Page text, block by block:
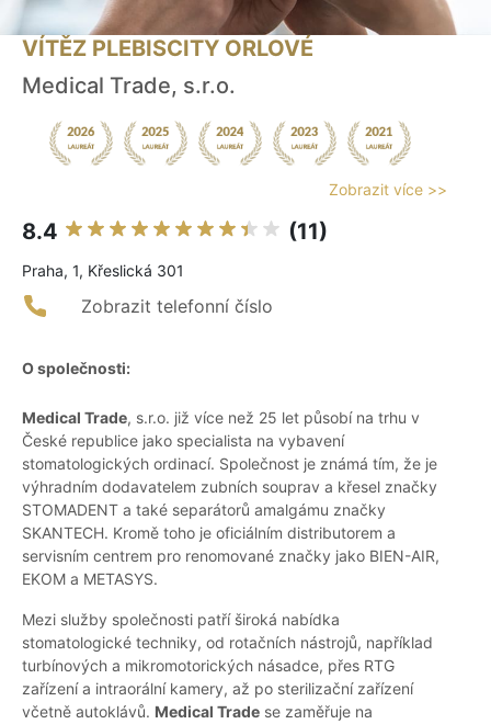
VÍTĚZ PLEBISCITY ORLOVÉ
Medical Trade, s.r.o.
Zobrazit více >>
8.4 (11)
Praha, 1, Křeslická 301
Zobrazit telefonní číslo
O společnosti:
Medical Trade, s.r.o. již více než 25 let působí na trhu v
České republice jako specialista na vybavení
stomatologických ordinací. Společnost je známá tím, že je
výhradním dodavatelem zubních souprav a křesel značky
STOMADENT a také separátorů amalgámu značky
SKANTECH. Kromě toho je oficiálním distributorem a
servisním centrem pro renomované značky jako BIEN-AIR,
EKOM a METASYS.
Mezi služby společnosti patří široká nabídka
stomatologické techniky, od rotačních nástrojů, například
turbínových a mikromotorických násadce, přes RTG
zařízení a intraorální kamery, až po sterilizační zařízení
včetně autoklávů. Medical Trade se zaměřuje na